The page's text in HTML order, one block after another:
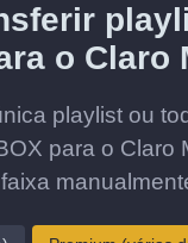
o Claro
playlist ou
para o Claro